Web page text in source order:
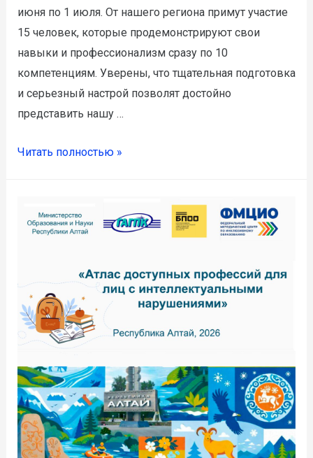
июня по 1 июля. От нашего региона примут участие
15 человек, которые продемонстрируют свои
навыки и профессионализм сразу по 10
компетенциям. Уверены, что тщательная подготовка
и серьезный настрой позволят достойно
представить нашу …
Читать полностью »